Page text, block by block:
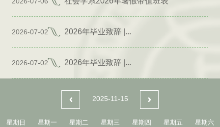
2026-07-02 2026年毕业致辞 |...
2026-07-02 2026年毕业致辞 |...
2025-11-15
星期日 星期一 星期二 星期三 星期四 星期五 星期六